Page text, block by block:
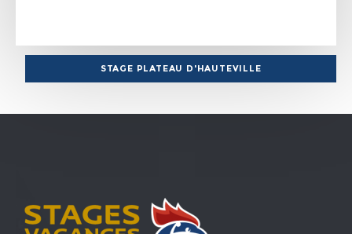
STAGE PLATEAU D'HAUTEVILLE